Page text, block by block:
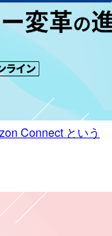
Connect という